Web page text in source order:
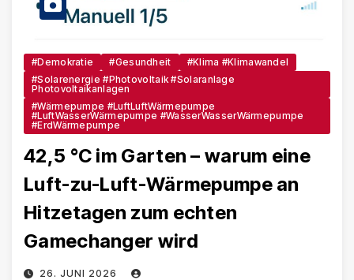
#Demokratie #Gesundheit
#Klima #Klimawandel
#Solarenergie #Photovoltaik #Solaranlage
Photovoltaikanlagen
#Wärmepumpe #LuftLuftWärmepumpe
#LuftWasserWärmepumpe #WasserWasserWärmepumpe
#ErdWärmepumpe
42,5 °C im Garten – warum eine
Luft-zu-Luft-Wärmepumpe an
Hitzetagen zum echten
Gamechanger wird
26. JUNI 2026